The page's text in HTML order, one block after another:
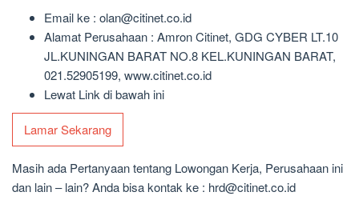
Email ke : olan@citinet.co.id
Alamat Perusahaan : Amron Citinet, GDG CYBER LT.10
JL.KUNINGAN BARAT NO.8 KEL.KUNINGAN BARAT,
021.52905199, www.citinet.co.id
Lewat Link di bawah ini
Lamar Sekarang
Masih ada Pertanyaan tentang Lowongan Kerja, Perusahaan ini
dan lain – lain? Anda bisa kontak ke : hrd@citinet.co.id